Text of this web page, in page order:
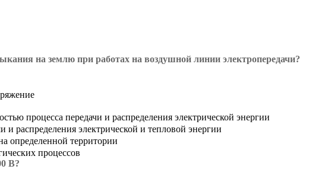
на землю при работах на воздушной линии электропередачи?
процесса передачи и распределения электрической энергии
распределения электрической и тепловой энергии
определенной территории
процессов
В?